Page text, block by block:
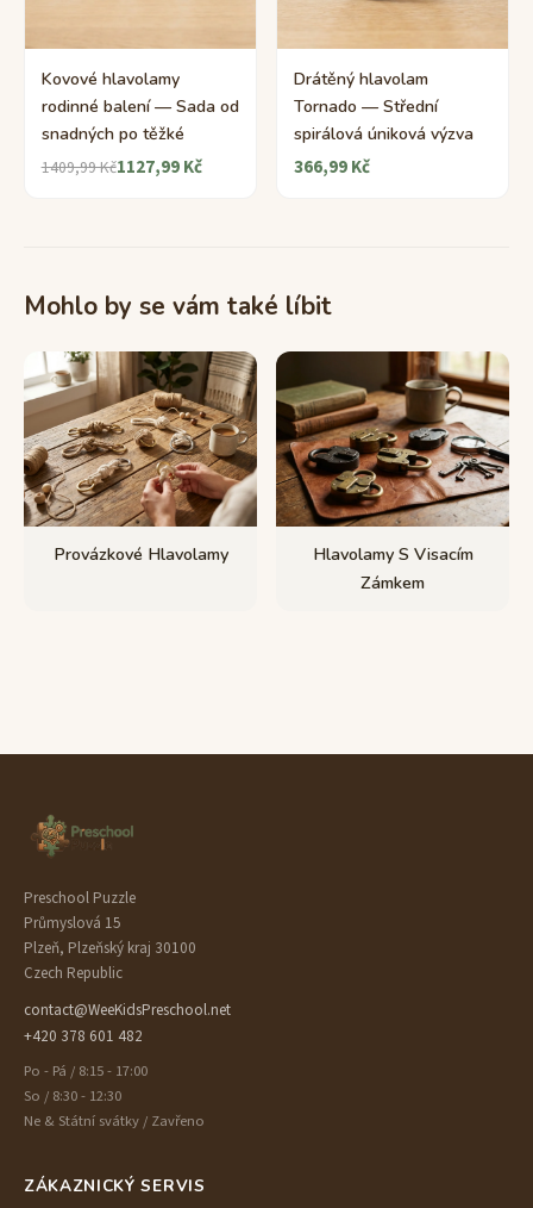
Kovové hlavolamy
rodinné balení — Sada od
snadných po těžké
1409,99 Kč1127,99 Kč
Drátěný hlavolam
Tornado — Střední
spirálová úniková výzva
366,99 Kč
Mohlo by se vám také líbit
Provázkové Hlavolamy
Hlavolamy S Visacím
Zámkem
Preschool Puzzle
Průmyslová 15
Plzeň, Plzeňský kraj 30100
Czech Republic
contact@WeeKidsPreschool.net
+420 378 601 482
Po - Pá / 8:15 - 17:00
So / 8:30 - 12:30
Ne & Státní svátky / Zavřeno
ZÁKAZNICKÝ SERVIS